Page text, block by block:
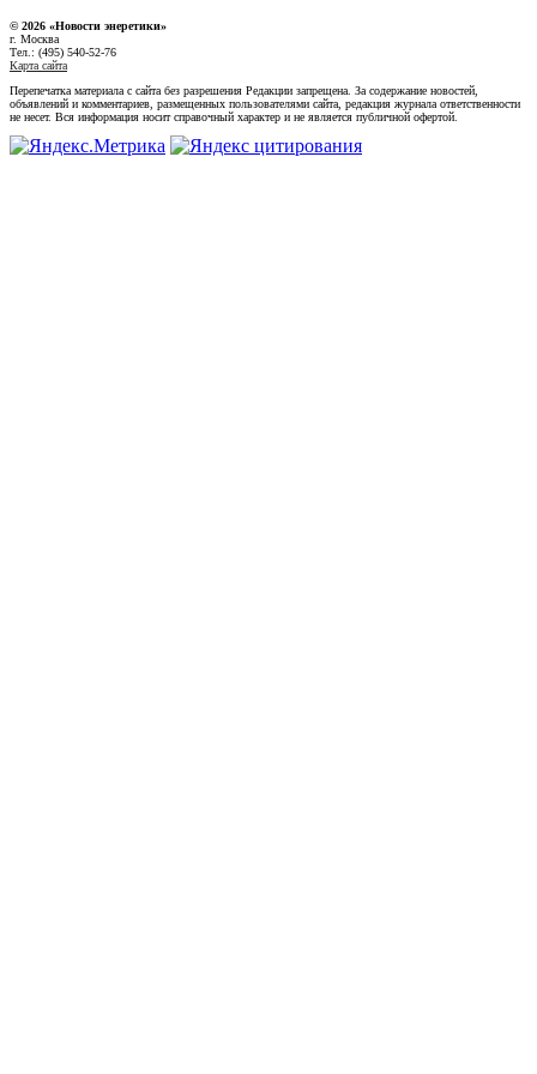
© 2026 «Новости энеретики»
г. Москва
Тел.: (495) 540-52-76
Карта сайта
Перепечатка материала с сайта без разрешения Редакции запрещена. За содержание новостей,
объявлений и комментариев, размещенных пользователями сайта, редакция журнала ответственности
не несет. Вся информация носит справочный характер и не является публичной офертой.